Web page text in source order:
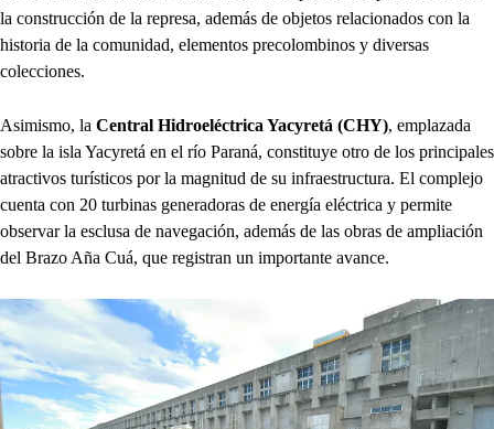
la construcción de la represa, además de objetos relacionados con la
historia de la comunidad, elementos precolombinos y diversas
colecciones.
Asimismo, la Central Hidroeléctrica Yacyretá (CHY), emplazada
sobre la isla Yacyretá en el río Paraná, constituye otro de los principales
atractivos turísticos por la magnitud de su infraestructura. El complejo
cuenta con 20 turbinas generadoras de energía eléctrica y permite
observar la esclusa de navegación, además de las obras de ampliación
del Brazo Aña Cuá, que registran un importante avance.